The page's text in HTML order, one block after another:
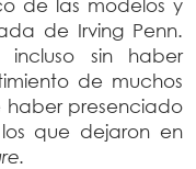
de las modelos y
de Irving Penn.
sin haber
de muchos
presenciado
que dejaron en